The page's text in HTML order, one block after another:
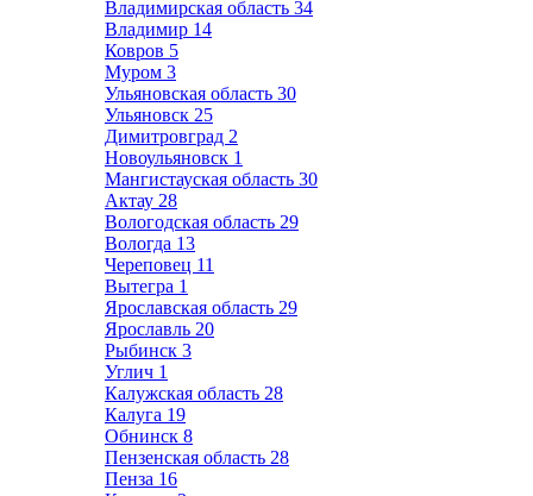
Владимирская область 34
Владимир 14
Ковров 5
Муром 3
Ульяновская область 30
Ульяновск 25
Димитровград 2
Новоульяновск 1
Мангистауская область 30
Актау 28
Вологодская область 29
Вологда 13
Череповец 11
Вытегра 1
Ярославская область 29
Ярославль 20
Рыбинск 3
Углич 1
Калужская область 28
Калуга 19
Обнинск 8
Пензенская область 28
Пенза 16